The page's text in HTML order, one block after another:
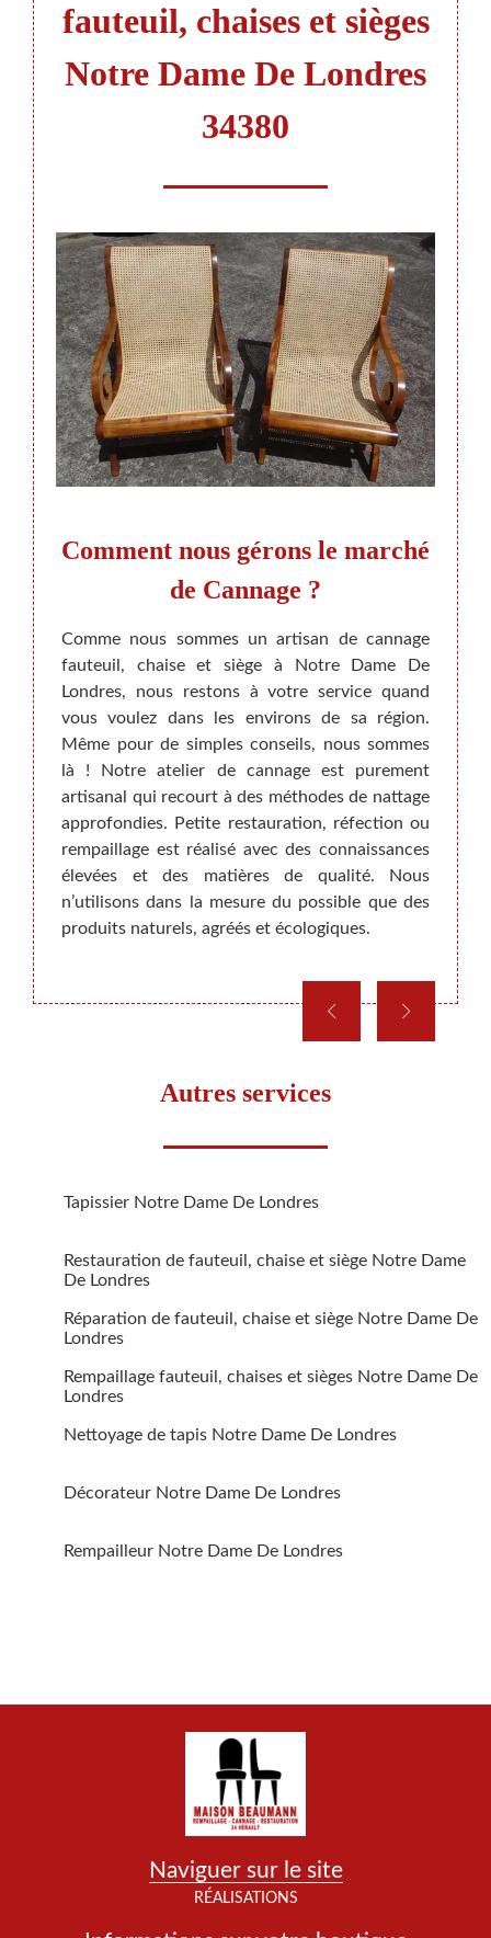
fauteuil, chaises et sièges
Notre Dame De Londres
34380
vos
de
Le
nos
la
Comment nous gérons le marché
de Cannage ?
Comme nous sommes un artisan de cannage
fauteuil, chaise et siège à Notre Dame De
Londres, nous restons à votre service quand
vous voulez dans les environs de sa région.
Même pour de simples conseils, nous sommes
là ! Notre atelier de cannage est purement
artisanal qui recourt à des méthodes de nattage
approfondies. Petite restauration, réfection ou
rempaillage est réalisé avec des connaissances
élevées et des matières de qualité. Nous
n’utilisons dans la mesure du possible que des
produits naturels, agréés et écologiques.
On
et
très
un
la
qui
les
Autres services
Tapissier Notre Dame De Londres
Restauration de fauteuil, chaise et siège Notre Dame
De Londres
Réparation de fauteuil, chaise et siège Notre Dame De
Londres
Rempaillage fauteuil, chaises et sièges Notre Dame De
Londres
Nettoyage de tapis Notre Dame De Londres
Décorateur Notre Dame De Londres
Rempailleur Notre Dame De Londres
Naviguer sur le site
RÉALISATIONS